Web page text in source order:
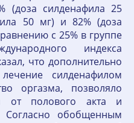
(доза силденафила 25
50 мг) и 82% (доза
с 25% в группе
индекса
что дополнительно
силденафилом
оргазма, позволяло
от полового акта и
Согласно обобщенным